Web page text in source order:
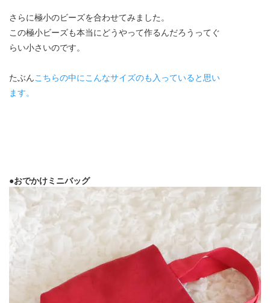
さらに極小のビーズを合わせてみました。
この極小ビーズも本当にどうやって作るんだろうってぐ
らい小さいのです。
たぶんこちらの中にこんなサイズのも入っていると思い
ます。
●おでかけミニバッグ